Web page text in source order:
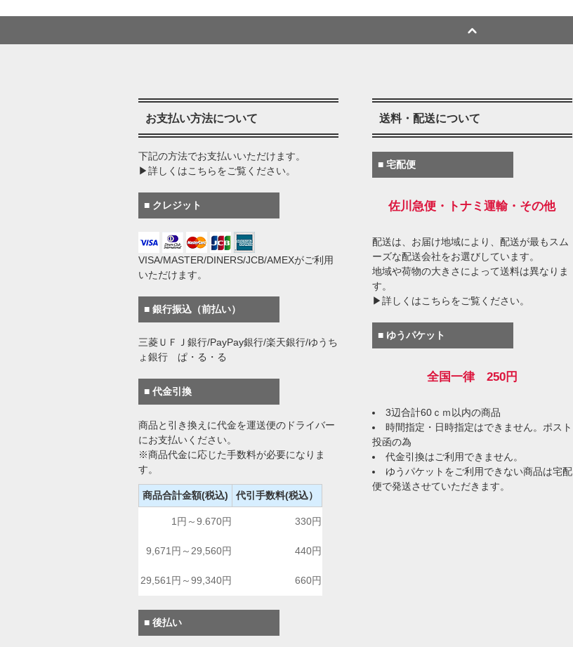
お支払い方法について
下記の方法でお支払いいただけます。
▶詳しくはこちらをご覧ください。
■ クレジット
VISA/MASTER/DINERS/JCB/AMEXがご利用
いただけます。
■ 銀行振込（前払い）
三菱ＵＦＪ銀行/PayPay銀行/楽天銀行/ゆうち
ょ銀行 ぱ・る・る
■ 代金引換
商品と引き換えに代金を運送便のドライバー
にお支払いください。
※商品代金に応じた手数料が必要になりま
す。
商品合計金額(税込) 代引手数料(税込）
1円～9.670円 330円
9,671円～29,560円 440円
29,561円～99,340円 660円
■ 後払い
送料・配送について
■ 宅配便
佐川急便・トナミ運輸・その他
配送は、お届け地域により、配送が最もスム
ーズな配送会社をお選びしています。
地域や荷物の大きさによって送料は異なりま
す。
▶詳しくはこちらをご覧ください。
■ ゆうパケット
全国一律 250円
3辺合計60ｃｍ以内の商品
時間指定・日時指定はできません。ポスト
投函の為
代金引換はご利用できません。
ゆうパケットをご利用できない商品は宅配
便で発送させていただきます。